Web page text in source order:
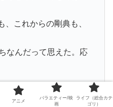
、これからの剛典も、
なんだって思えた。応
アニメ
バラエティー/映
画
ライフ（総合カテ
ゴリ）